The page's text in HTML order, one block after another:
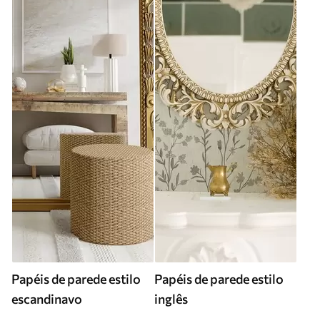
Papéis de parede estilo
escandinavo
Papéis de parede estilo
inglês